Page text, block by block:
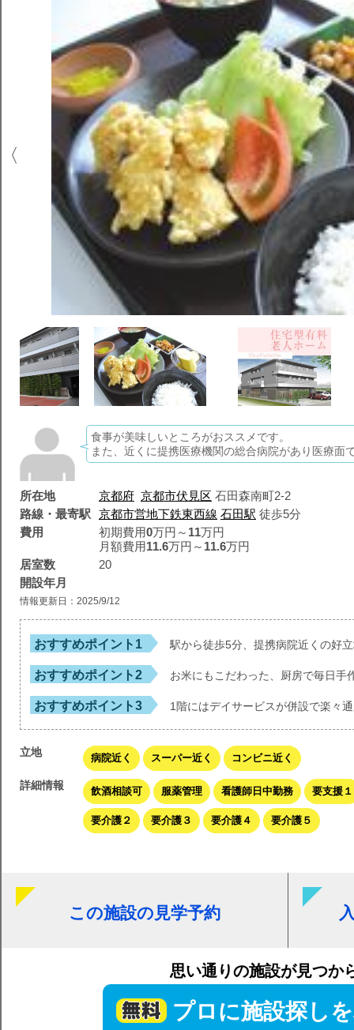
食事が美味しいところがおススメです。
また、近くに提携医療機関の総合病院があり医療面
所在地 京都府 京都市伏見区 石田森南町2-2
路線・最寄駅
京都市営地下鉄東西線 石田駅 徒歩5分
費用
初期費用0万円～ 11万円
月額費用11.6万円～ 11.6万円
居室数
20
開設年月
情報更新日：2025/9/12
おすすめポイント1 駅から徒歩5分、提携病院近くの好
おすすめポイント2 お米にもこだわった、厨房で毎日手
おすすめポイント3 1階にはデイサービスが併設で楽々
立地 病院近く スーパー近く コンビニ近く
詳細情報 飲酒相談可 服薬管理 看護師日中勤務 要支援１
要介護２ 要介護３ 要介護４ 要介護５
この施設の見学予約
思い通りの施設が見つか
プロに施設探し